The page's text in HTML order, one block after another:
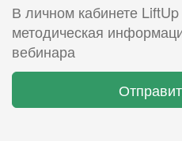
В личном кабинете
методическая
вебинара